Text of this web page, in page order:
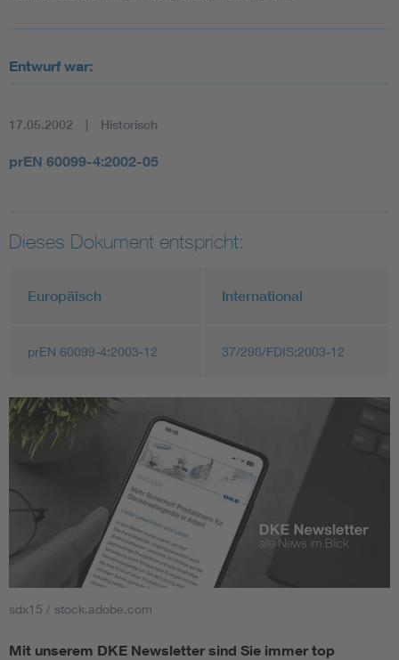
Entwurf war:
17.05.2002 Historisch
prEN 60099-4:2002-05
Dieses Dokument entspricht:
Europäisch International
prEN 60099-4:2003-12 37/298/FDIS:2003-12
sdx15 / stock.adobe.com
Mit unserem DKE Newsletter sind Sie immer top